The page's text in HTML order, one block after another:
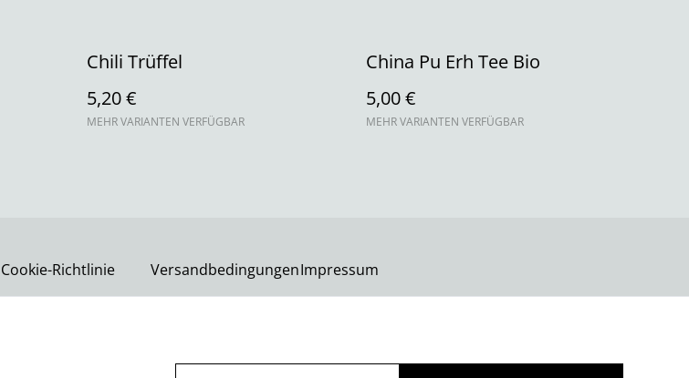
Chili Trüffel
5,20 €
MEHR VARIANTEN VERFÜGBAR
China Pu Erh Tee Bio
5,00 €
MEHR VARIANTEN VERFÜGBAR
Cookie-Richtlinie VersandbedingungenImpressum